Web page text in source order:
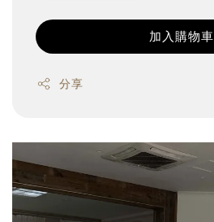
加入購物車
分享